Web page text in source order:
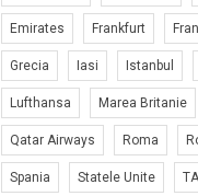
Emirates Frankfurt
Grecia Iasi Istanbul
Lufthansa Marea Britanie
Qatar Airways Roma
Spania Statele Unite